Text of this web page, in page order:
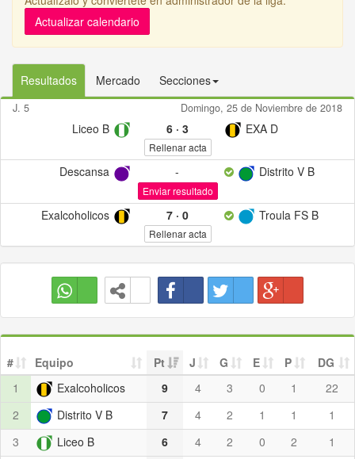
Actualizar calendario
Resultados Mercado Secciones
J. 5 Domingo, 25 de Noviembre de 2018
Liceo B 6· 3 EXA D
Rellenar acta
Descansa - Distrito V B
Enviar resultado
Exalcoholicos 7· 0 Troula FS B
Rellenar acta
# Equipo Pt J G E P
DG
1
Exalcoholicos 9 4 3 0 1
22
2
Distrito V B 7 4 2 1 1
1
3
Liceo B 6 4 2 0 2
1